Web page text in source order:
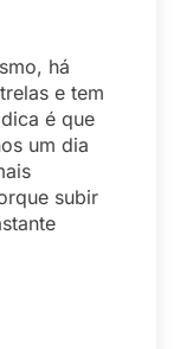
há
e tem
é que
um dia
subir